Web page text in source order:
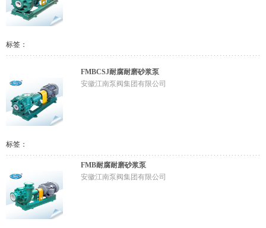
标签：
FMBCSJ耐腐耐磨砂浆泵
安徽江南泵阀集团有限公司
标签：
FMB耐腐耐磨砂浆泵
安徽江南泵阀集团有限公司